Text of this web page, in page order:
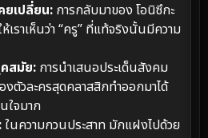
เปลี่ยน: การกลับมาของ โอนิซึกะ
เราเห็นว่า “ครู” ที่แท้จริงนั้นมีความ
สมัย: การนำเสนอประเด็นสังคม
ตัวละครสุดคลาสสิกทำออกมาได้
ใจมาก
ในความกวนประสาท มักแฝงไปด้วย